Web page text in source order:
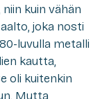
kuin vähän
joka nosti
luvulla metalli
kautta,
oli kuitenkin
Mutta